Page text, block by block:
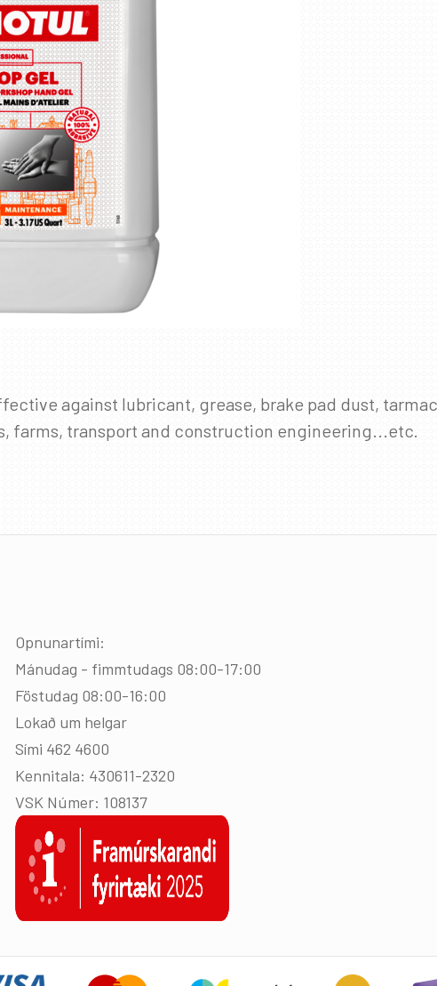
against lubricant, grease, brake pad dust,
farms, transport and construction engineering...etc.
Opnunartími:
Mánudag - fimmtudags 08:00-17:00
Föstudag 08:00-16:00
Lokað um helgar
Sími 462 4600
Kennitala: 430611-2320
VSK Númer: 108137